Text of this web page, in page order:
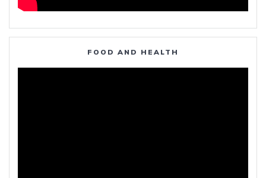
FOOD AND HEALTH